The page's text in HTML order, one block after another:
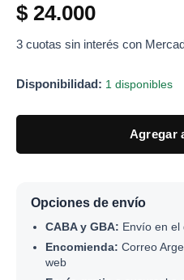
$ 24.000
3 cuotas sin interés con
Disponibilidad: 1 disponibles
Agregar
Opciones de envío
CABA y GBA: Envío en el
Encomienda: Correo
web